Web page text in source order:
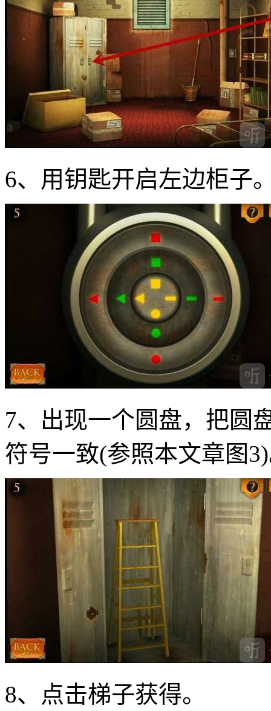
6、用钥匙开启左边柜子
7、出现一个圆盘，把圆
符号一致(参照本文章图
8、点击梯子获得。